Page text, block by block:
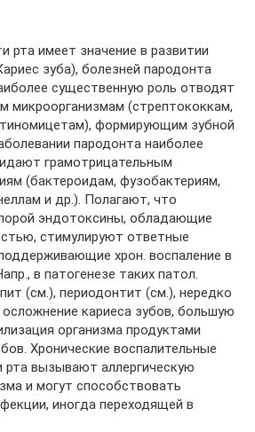
рта имеет значение в развитии
зуба), болезней пародонта
существенную роль отводят
микроорганизмам (стрептококкам,
формирующим зубной
пародонта наиболее
грамотрицательным
(бактероидам, фузобактериям,
и др.). Полагают, что
эндотоксины, обладающие
стимулируют ответные
хрон. воспаление в
в патогенезе таких патол.
(см.), периодонтит (см.), нередко
кариеса зубов, большую
организма продуктами
Хронические воспалительные
рта вызывают аллергическую
и могут способствовать
иногда переходящей в